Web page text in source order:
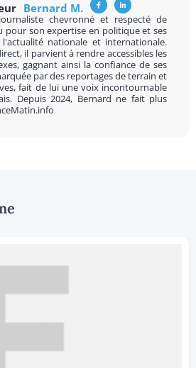
Bernard M.
chevronné et respecté de
pour son expertise en politique et ses
l'actualité nationale et internationale.
il parvient à rendre accessibles les
gagnant ainsi la confiance de ses
par des reportages de terrain et
fait de lui une voix incontournable
Depuis 2024, Bernard ne fait plus